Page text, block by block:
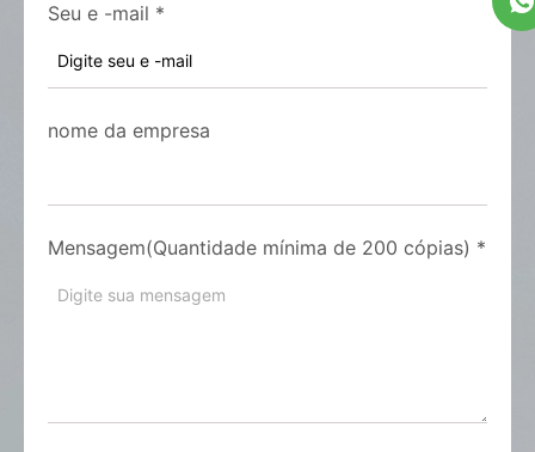
Seu e -mail *
nome da empresa
Mensagem(Quantidade mínima de 200 cópias) *